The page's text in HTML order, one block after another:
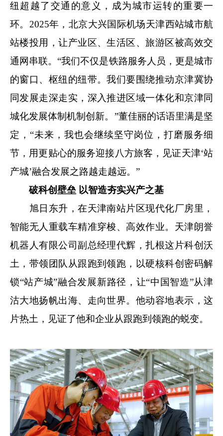
纽超越了交通的意义，成为城市运转的重要一
环。2025年，北京大兴国际机场天津西站城市航
站楼投用，让产业区、生活区、旅游区被高效交
通网串联。“我们不仅是铁路服务人员，更是城市
的窗口、枢纽的纽带。我们要围绕推动京津冀协
同发展走深走实，深入推进区域一体化和京津同
城化发展体制机制创新。”董佳丽的话语里满是坚
定，“未来，我也会继续坚守岗位，打磨服务细
节，用更贴心的服务迎接八方旅客，见证天津‘站
产城’融合发展之路越走越远。”
破科创壁垒 以智造夯实兴产之基
旭日东升，在天津南站片区现代化厂房里，
智能无人重载车精准穿梭、高效作业。天津朗誉
机器人有限公司副总经理代辉，扎根这片科创沃
土，带领团队从跟跑到领跑，以硬核科创密码解
锁“站产城”融合发展新路径，让“中国智造”从津
沽大地扬帆出海、走向世界。他动容地表示，这
片热土，见证了他和企业从跟跑到领跑的蜕变。